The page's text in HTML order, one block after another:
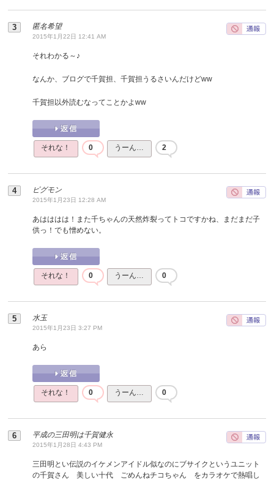
匿名希望
2015年1月22日 12:41 AM
それわかる～♪
なんか、ブログで千賀担、千賀担うるさいんだけどww
千賀担以外読むなってことかよww
それな！ 0 うーん… 2
ピグモン
2015年1月23日 12:28 AM
あはははは！また千ちゃんの天然炸裂ってトコですかね、まだまだ子
供っ！でも憎めない。
それな！ 0 うーん… 0
水玉
2015年1月23日 3:27 PM
あら
それな！ 0 うーん… 0
平成の三田明は千賀健永
2015年1月28日 4:43 PM
三田明とい伝説のイケメンアイドル似なのにブサイクというユニット
の千賀さん 美しい十代 ごめんねチコちゃん をカラオケで熱唱し